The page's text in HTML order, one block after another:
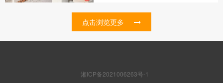
点击浏览更多
湘ICP备2021006263号-1